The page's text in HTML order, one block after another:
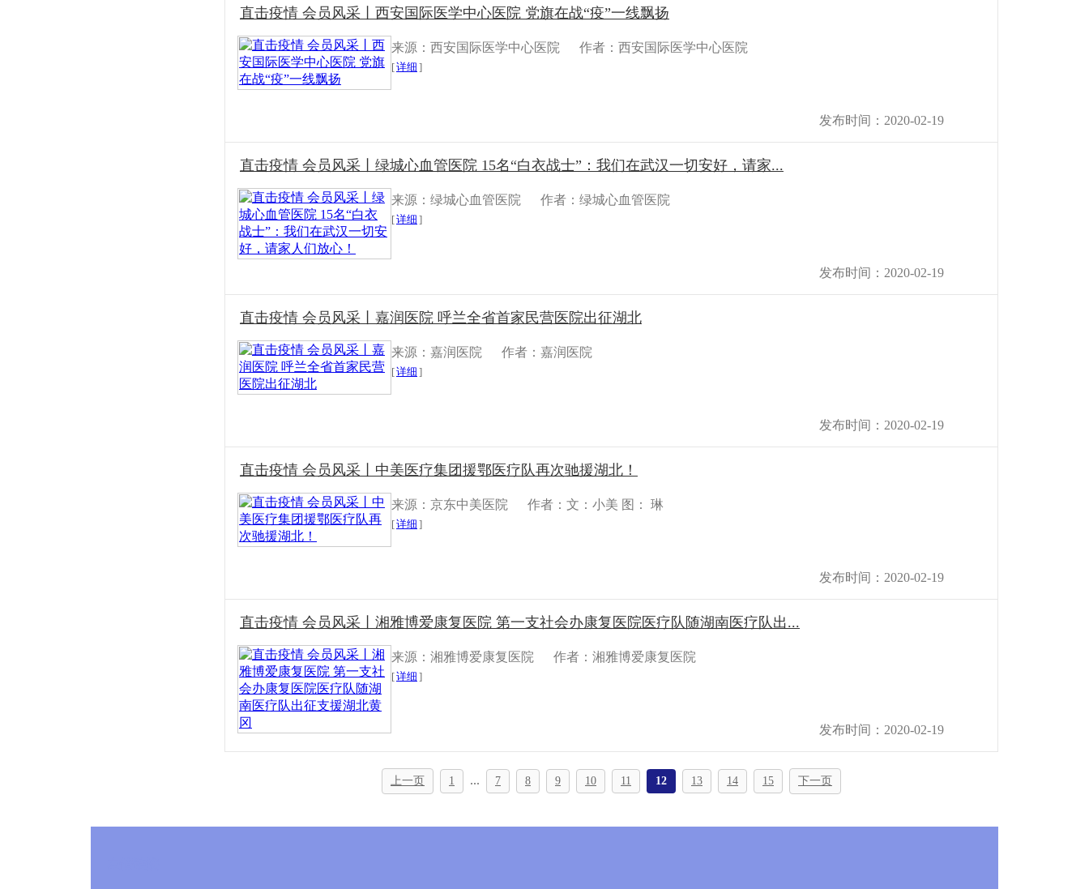
直击疫情 会员风采丨西安国际医学中心医院 党旗在战“疫”一线飘扬
来源：西安国际医学中心医院 作者：西安国际医学中心医院
[详细 ]
发布时间：2020-02-19
直击疫情 会员风采丨绿城心血管医院 15名“白衣战士”：我们在武汉一切安好，请家...
来源：绿城心血管医院 作者：绿城心血管医院
[详细 ]
发布时间：2020-02-19
直击疫情 会员风采丨嘉润医院 呼兰全省首家民营医院出征湖北
来源：嘉润医院 作者：嘉润医院
[详细 ]
发布时间：2020-02-19
直击疫情 会员风采丨中美医疗集团援鄂医疗队再次驰援湖北！
来源：京东中美医院 作者：文：小美 图： 琳
[详细 ]
发布时间：2020-02-19
直击疫情 会员风采丨湘雅博爱康复医院 第一支社会办康复医院医疗队随湖南医疗队出...
来源：湘雅博爱康复医院 作者：湘雅博爱康复医院
[详细 ]
发布时间：2020-02-19
上一页 1 ... 7 8 9 10 11 12 13 14 15 下一页